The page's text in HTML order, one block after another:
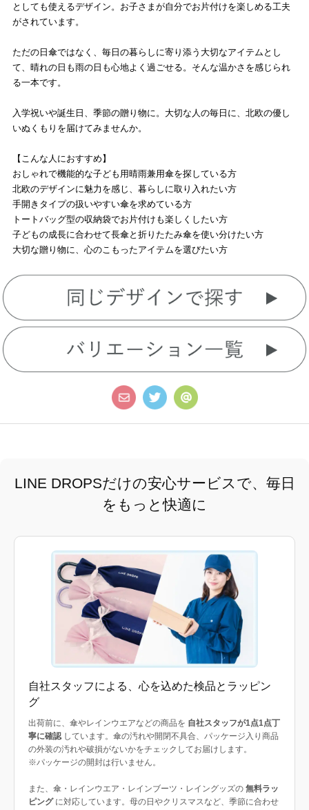
としても使えるデザイン。お子さまが自分でお片付けを楽しめる工夫
がされています。
ただの日傘ではなく、毎日の暮らしに寄り添う大切なアイテムとし
て、晴れの日も雨の日も心地よく過ごせる。そんな温かさを感じられ
る一本です。
入学祝いや誕生日、季節の贈り物に。大切な人の毎日に、北欧の優し
いぬくもりを届けてみませんか。
【こんな人におすすめ】
おしゃれで機能的な子ども用晴雨兼用傘を探している方
北欧のデザインに魅力を感じ、暮らしに取り入れたい方
手開きタイプの扱いやすい傘を求めている方
トートバッグ型の収納袋でお片付けも楽しくしたい方
子どもの成長に合わせて長傘と折りたたみ傘を使い分けたい方
大切な贈り物に、心のこもったアイテムを選びたい方
LINE DROPSだけの安心サービスで、毎日
をもっと快適に
自社スタッフによる、心を込めた検品とラッピン
グ
出荷前に、傘やレインウエアなどの商品を 自社スタッフが1点1点丁
寧に確認 しています。傘の汚れや開閉不具合、パッケージ入り商品
の外装の汚れや破損がないかをチェックしてお届けします。
※パッケージの開封は行いません。
また、傘・レインウエア・レインブーツ・レイングッズの 無料ラッ
ピングに対応しています。母の日やクリスマスなど、季節に合わせ